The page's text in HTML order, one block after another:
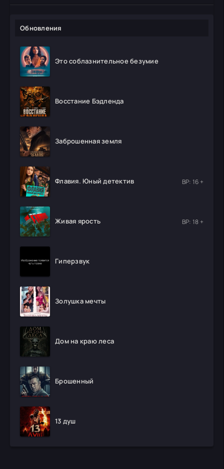
Обновления
Это соблазнительное безумие
Восстание Бэдленда
Заброшенная земля
Флавия. Юный детектив ВР: 16 +
Живая ярость ВР: 18 +
Гиперзвук
Золушка мечты
Дом на краю леса
Брошенный
13 душ